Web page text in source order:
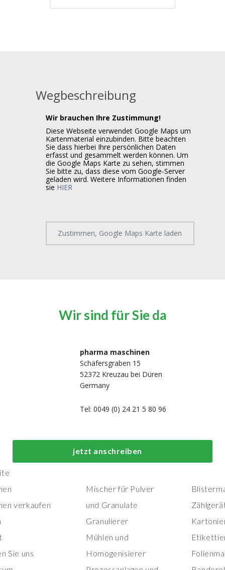
Wir sind für Sie da
pharma maschinen
Schäfersgraben 15
52372 Kreuzau bei Düren
Germany
Tel: 0049 (0) 24 21 5 80 96
jetzt anschreiben
Wegbeschreibung
Wir brauchen Ihre Zustimmung!
Diese Webseite verwendet Google Maps um
Kartenmaterial einzubinden. Bitte beachten
Sie dass hierbei Ihre persönlichen Daten
erfasst und gesammelt werden können. Um
die Google Maps Karte zu sehen, stimmen
Sie bitte zu, dass diese vom Google-Server
geladen wird. Weitere Informationen finden
sie HIER
Zustimmen, Google Maps Karte laden
verkaufen
Sie uns
Top-Prozess- und
Herstellungsmaschinen
Mischer für Pulver
und Granulate
Granulierer
Mühlen und
Homogenisierer